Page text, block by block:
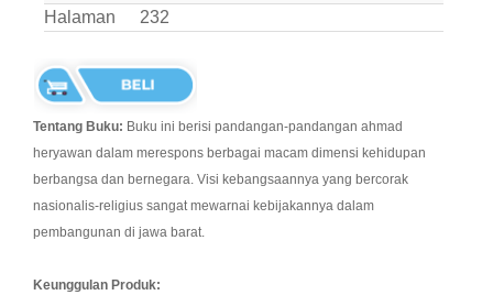
Halaman
232
Tentang Buku: Buku ini berisi pandangan-pandangan ahmad
heryawan dalam merespons berbagai macam dimensi kehidupan
berbangsa dan bernegara. Visi kebangsaannya yang bercorak
nasionalis-religius sangat mewarnai kebijakannya dalam
pembangunan di jawa barat.
Keunggulan Produk: